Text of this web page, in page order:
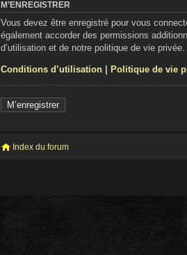
M’ENREGISTRER
Vous devez être enregistré pour vous
également accorder des permissions
d’utilisation et de notre politique de vie
Conditions d’utilisation Politique de vie
M’enregistrer
Index du forum